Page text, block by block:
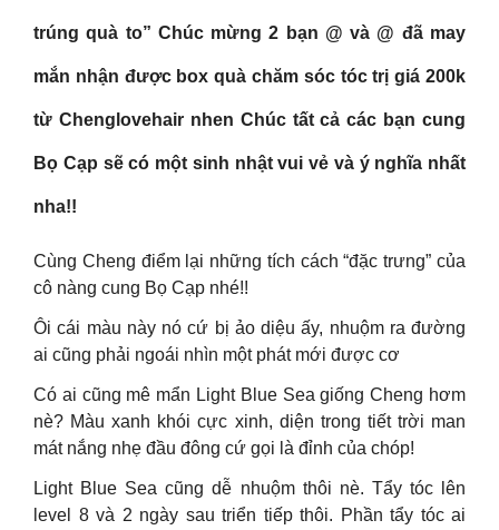
trúng quà to” Chúc mừng 2 bạn @ và @ đã may
mắn nhận được box quà chăm sóc tóc trị giá 200k
từ Chenglovehair nhen Chúc tất cả các bạn cung
Bọ Cạp sẽ có một sinh nhật vui vẻ và ý nghĩa nhất
nha!!
Cùng Cheng điểm lại những tích cách “đặc trưng” của
cô nàng cung Bọ Cạp nhé!!
Ôi cái màu này nó cứ bị ảo diệu ấy, nhuộm ra đường
ai cũng phải ngoái nhìn một phát mới được cơ
Có ai cũng mê mẩn Light Blue Sea giống Cheng hơm
nè? Màu xanh khói cực xinh, diện trong tiết trời man
mát nắng nhẹ đầu đông cứ gọi là đỉnh của chóp!
Light Blue Sea cũng dễ nhuộm thôi nè. Tẩy tóc lên
level 8 và 2 ngày sau triển tiếp thôi. Phần tẩy tóc ai